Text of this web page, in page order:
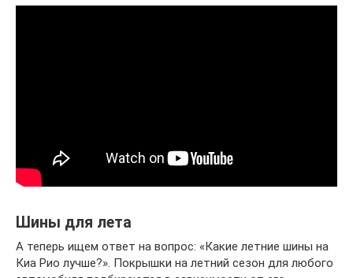
Шины для лета
А теперь ищем ответ на вопрос: «Какие летние шины на
Киа Рио лучше?». Покрышки на летний сезон для любого